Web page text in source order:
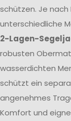
schützen. Je
unterschiedliche
2-Lagen-
robusten
wasserdichten
schützt ein
angenehmes
Komfort und